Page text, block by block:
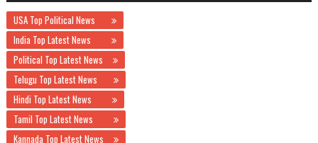
USA Top Political News
India Top Latest News
Political Top Latest News
Telugu Top Latest News
Hindi Top Latest News
Tamil Top Latest News
Kannada Top Latest News